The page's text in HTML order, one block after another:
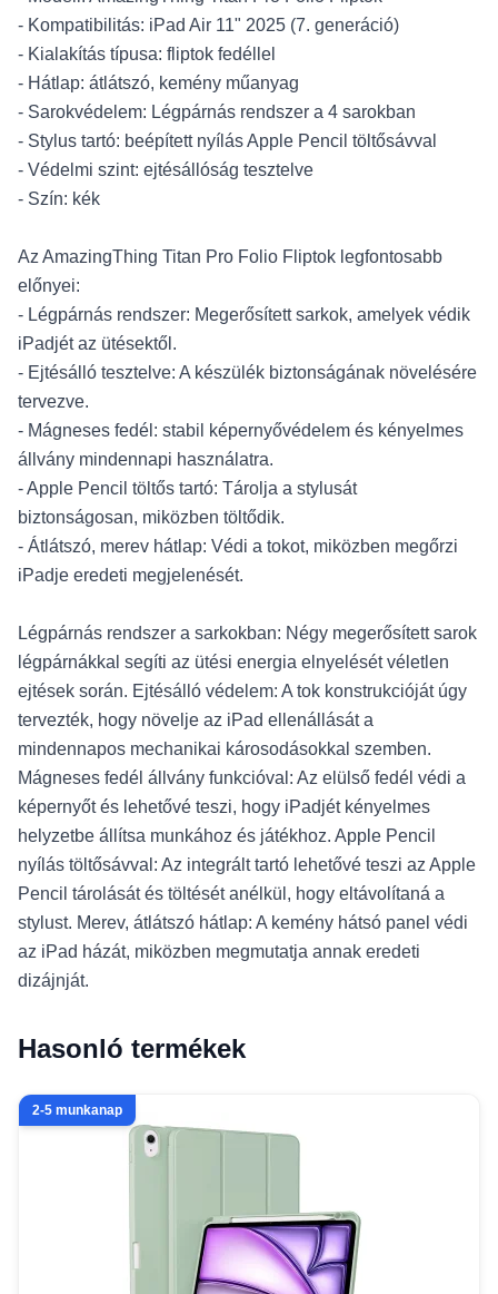
- Kompatibilitás: iPad Air 11" 2025 (7. generáció)
- Kialakítás típusa: fliptok fedéllel
- Hátlap: átlátszó, kemény műanyag
- Sarokvédelem: Légpárnás rendszer a 4 sarokban
- Stylus tartó: beépített nyílás Apple Pencil töltősávval
- Védelmi szint: ejtésállóság tesztelve
- Szín: kék
Az AmazingThing Titan Pro Folio Fliptok legfontosabb
előnyei:
- Légpárnás rendszer: Megerősített sarkok, amelyek védik
iPadjét az ütésektől.
- Ejtésálló tesztelve: A készülék biztonságának növelésére
tervezve.
- Mágneses fedél: stabil képernyővédelem és kényelmes
állvány mindennapi használatra.
- Apple Pencil töltős tartó: Tárolja a stylusát
biztonságosan, miközben töltődik.
- Átlátszó, merev hátlap: Védi a tokot, miközben megőrzi
iPadje eredeti megjelenését.
Légpárnás rendszer a sarkokban: Négy megerősített sarok
légpárnákkal segíti az ütési energia elnyelését véletlen
ejtések során. Ejtésálló védelem: A tok konstrukcióját úgy
tervezték, hogy növelje az iPad ellenállását a
mindennapos mechanikai károsodásokkal szemben.
Mágneses fedél állvány funkcióval: Az elülső fedél védi a
képernyőt és lehetővé teszi, hogy iPadjét kényelmes
helyzetbe állítsa munkához és játékhoz. Apple Pencil
nyílás töltősávval: Az integrált tartó lehetővé teszi az Apple
Pencil tárolását és töltését anélkül, hogy eltávolítaná a
stylust. Merev, átlátszó hátlap: A kemény hátsó panel védi
az iPad házát, miközben megmutatja annak eredeti
dizájnját.
Hasonló termékek
2-5 munkanap